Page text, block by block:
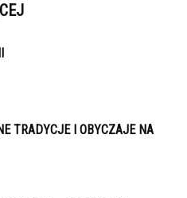
TRADYCJE I OBYCZAJE NA